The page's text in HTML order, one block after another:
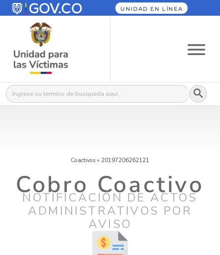
UNIDAD EN LÍNEA
Buscar: Botón
Coactivos » 20197206262121
Cobro Coactivo
NOTIFICACIÓN DE ACTOS
ADMINISTRATIVOS POR
AVISO